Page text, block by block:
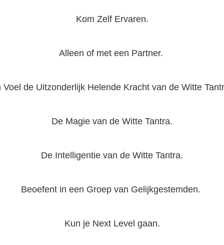
Kom Zelf Ervaren.
Alleen of met een Partner.
Voel de Uitzonderlijk Helende Kracht van de Witte
De Magie van de Witte Tantra.
De Intelligentie van de Witte Tantra.
Beoefent in een Groep van Gelijkgestemden.
Kun je Next Level gaan.